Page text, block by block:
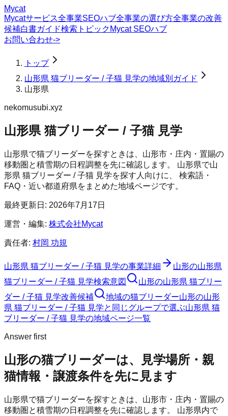
Mycat
Mycatサービス全事業SEOハブ全事業の選び方全事業の改善
候補白書ガイド検索トピック Mycat SEOハブ
お問い合わせ->
トップ
山形県 猫ブリーダー / 子猫 見学の地域別ガイド
山形県
nekomusubi.xyz
山形県 猫ブリーダー / 子猫 見学
山形県で猫ブリーダーを探すときは、山形市・庄内・置賜の
移動圏と積雪期の日程調整を先に確認します。 山形県で山
形県 猫ブリーダー / 子猫 見学を探す人向けに、 検索語・
FAQ・近い都道府県をまとめた地域ページです。
最終更新日: 2026年7月17日
運営・編集: 株式会社Mycat
責任者: 村岡 功規
山形県 猫ブリーダー / 子猫 見学の事業詳細
山形の山形県
猫ブリーダー / 子猫 見学検索意図
山形の山形県 猫ブリー
ダー / 子猫 見学改善候補
地域の猫ブリーダー山形の山形
県 猫ブリーダー / 子猫 見学と同じグループで選ぶ山形県 猫
ブリーダー / 子猫 見学の地域ページ一覧
Answer first
山形の猫ブリーダーは、見学場所・親
猫情報・譲渡条件を先に見ます
山形県で猫ブリーダーを探すときは、山形市・庄内・置賜の
移動圏と積雪期の日程調整を先に確認します。 山形県内で